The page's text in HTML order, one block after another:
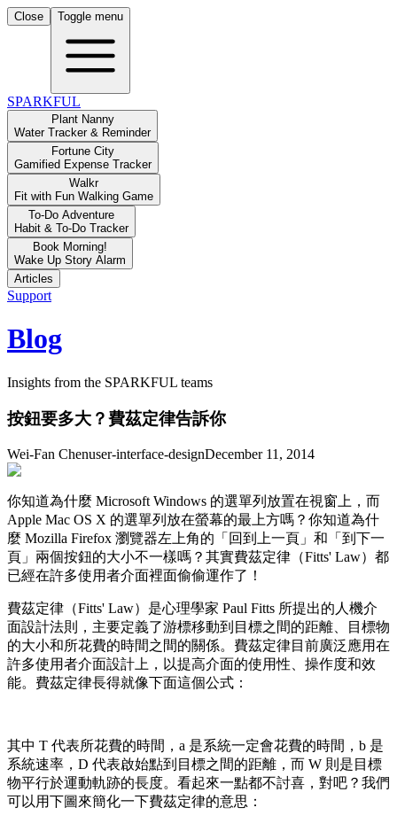
Close Toggle menu
SPARKFUL
Plant Nanny
Water Tracker & Reminder
Fortune City
Gamified Expense Tracker
Walkr
Fit with Fun Walking Game
To-Do Adventure
Habit & To-Do Tracker
Book Morning!
Wake Up Story Alarm
Articles
Support
Blog
Insights from the SPARKFUL teams
按鈕要多大？費茲定律告訴你
Wei-Fan Chenuser-interface-designDecember 11, 2014
你知道為什麼 Microsoft Windows 的選單列放置在視窗上，而
Apple Mac OS X 的選單列放在螢幕的最上方嗎？你知道為什
麼 Mozilla Firefox 瀏覽器左上角的「回到上一頁」和「到下一
頁」兩個按鈕的大小不一樣嗎？其實費茲定律（Fitts' Law）都
已經在許多使用者介面裡面偷偷運作了！
費茲定律（Fitts' Law）是心理學家 Paul Fitts 所提出的人機介
面設計法則，主要定義了游標移動到目標之間的距離、目標物
的大小和所花費的時間之間的關係。費茲定律目前廣泛應用在
許多使用者介面設計上，以提高介面的使用性、操作度和效
能。費茲定律長得就像下面這個公式：
其中 T 代表所花費的時間，a 是系統一定會花費的時間，b 是
系統速率，D 代表啟始點到目標之間的距離，而 W 則是目標
物平行於運動軌跡的長度。看起來一點都不討喜，對吧？我們
可以用下圖來簡化一下費茲定律的意思：